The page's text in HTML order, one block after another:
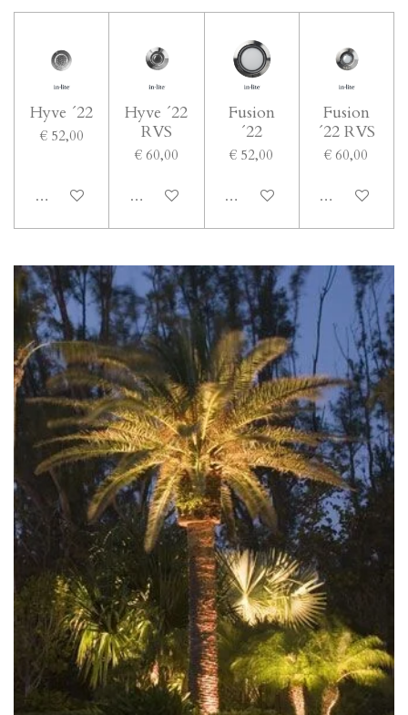
Hyve ´22
€ 52,00
In winkelwagen
Hyve ´22
RVS
€ 60,00
In winkelwagen
Fusion
´22
€ 52,00
In winkelwagen
Fusion
´22 RVS
€ 60,00
In